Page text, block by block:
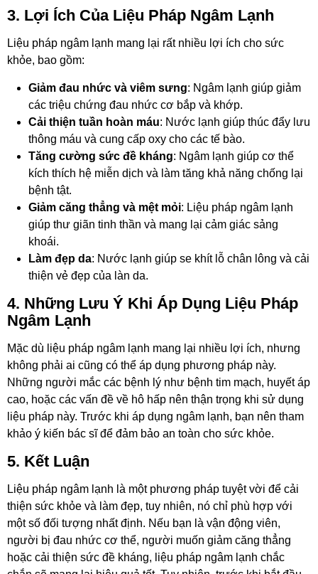
3. Lợi Ích Của Liệu Pháp Ngâm Lạnh
Liệu pháp ngâm lạnh mang lại rất nhiều lợi ích cho sức
khỏe, bao gồm:
Giảm đau nhức và viêm sưng: Ngâm lạnh giúp giảm
các triệu chứng đau nhức cơ bắp và khớp.
Cải thiện tuần hoàn máu: Nước lạnh giúp thúc đẩy lưu
thông máu và cung cấp oxy cho các tế bào.
Tăng cường sức đề kháng: Ngâm lạnh giúp cơ thể
kích thích hệ miễn dịch và làm tăng khả năng chống lại
bệnh tật.
Giảm căng thẳng và mệt mỏi: Liệu pháp ngâm lạnh
giúp thư giãn tinh thần và mang lại cảm giác sảng
khoái.
Làm đẹp da: Nước lạnh giúp se khít lỗ chân lông và cải
thiện vẻ đẹp của làn da.
4. Những Lưu Ý Khi Áp Dụng Liệu Pháp
Ngâm Lạnh
Mặc dù liệu pháp ngâm lạnh mang lại nhiều lợi ích, nhưng
không phải ai cũng có thể áp dụng phương pháp này.
Những người mắc các bệnh lý như bệnh tim mạch, huyết áp
cao, hoặc các vấn đề về hô hấp nên thận trọng khi sử dụng
liệu pháp này. Trước khi áp dụng ngâm lạnh, bạn nên tham
khảo ý kiến bác sĩ để đảm bảo an toàn cho sức khỏe.
5. Kết Luận
Liệu pháp ngâm lạnh là một phương pháp tuyệt vời để cải
thiện sức khỏe và làm đẹp, tuy nhiên, nó chỉ phù hợp với
một số đối tượng nhất định. Nếu bạn là vận động viên,
người bị đau nhức cơ thể, người muốn giảm căng thẳng
hoặc cải thiện sức đề kháng, liệu pháp ngâm lạnh chắc